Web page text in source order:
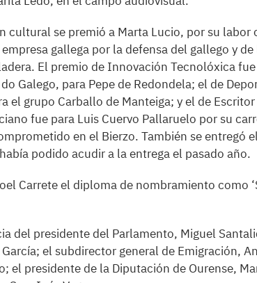
cultural se premió a Marta Lucio, por su labor
gallega por la defensa del gallego y
El premio de Innovación Tecnolóxica
Galego, para Pepe de Redondela; el de
el grupo Carballo de Manteiga; y el de
fue para Luis Cuervo Pallaruelo por su
en el Bierzo. También se entregó
podido acudir a la entrega el pasado año.
Carrete el diploma de nombramiento como
del presidente del Parlamento, Miguel
el subdirector general de Emigración,
el presidente de la Diputación de Ourense,